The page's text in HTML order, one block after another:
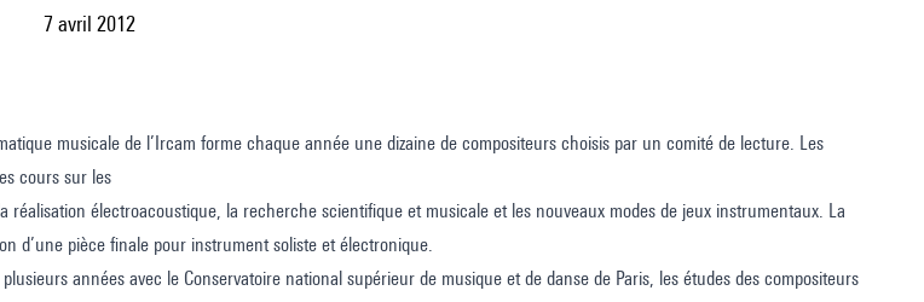
7 avril 2012
musicale de l’Ircam forme chaque année une dizaine de compositeurs choisis par un comité de lecture. Les
cours sur les
réalisation électroacoustique, la recherche scientifique et musicale et les nouveaux modes de jeux instrumentaux. La
d’une pièce finale pour instrument soliste et électronique.
années avec le Conservatoire national supérieur de musique et de danse de Paris, les études des compositeurs